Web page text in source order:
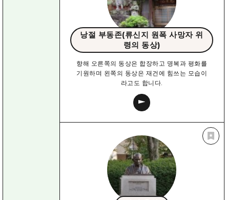
낭절 부동존(류신지 원폭 사망자 위
령의 동상)
향해 오른쪽의 동상은 합장하고 명복과 평화를
기원하며 왼쪽의 동상은 재건에 힘쓰는 모습이
라고도 합니다.